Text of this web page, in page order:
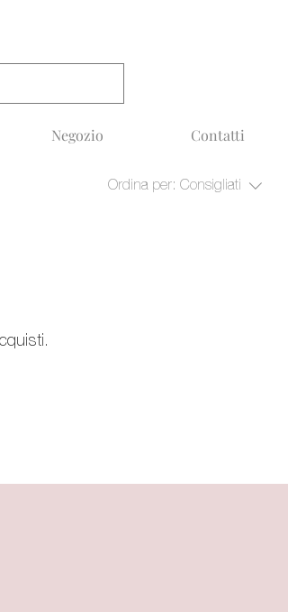
Negozio Contatti
Ordina per: Consigliati